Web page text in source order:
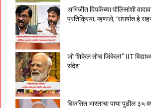
अभिजीत दिपकेंच्या पोलिसांशी
प्रतिक्रिया; म्हणाले, ‘संघर्षात हे
जो शिकेल तोच जिंकेल!” IIT
संदेश
विकसित भारताचा पाया पुढील ३५